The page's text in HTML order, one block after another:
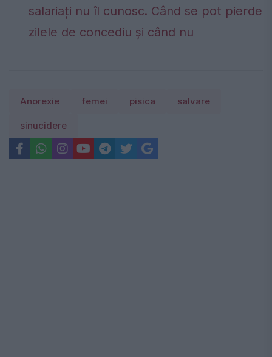
salariați nu îl cunosc. Când se pot pierde
zilele de concediu și când nu
Anorexie femei pisica salvare
sinucidere